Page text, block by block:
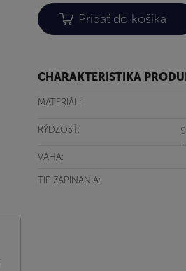
CHARAKTERISTIKA
MATERIÁL:
RÝDZOSŤ:
VÁHA:
TIP ZAPÍNANIA: